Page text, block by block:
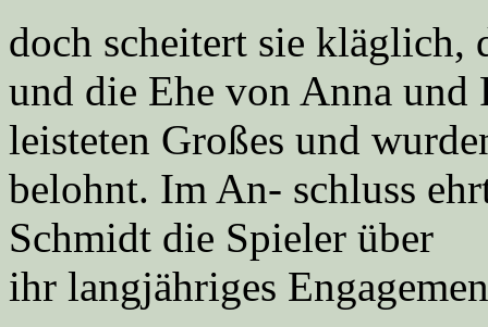
doch scheitert sie kläglich,
und die Ehe von Anna und
leisteten Großes und
belohnt. Im An- schluss
Schmidt die Spieler über
ihr langjähriges